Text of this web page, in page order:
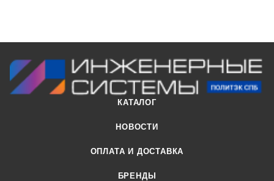
КАТАЛОГ
НОВОСТИ
ОПЛАТА И ДОСТАВКА
БРЕНДЫ